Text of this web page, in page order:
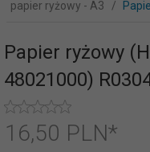
papier ryżowy - A3
Papier ryżowy
48021000)
16,50 PLN*